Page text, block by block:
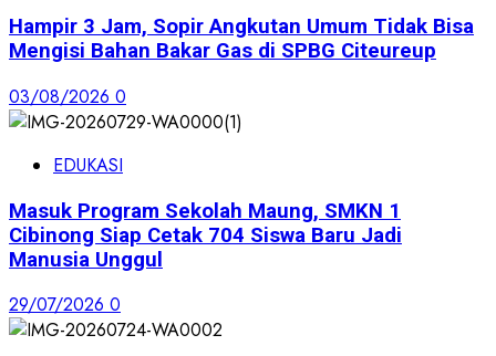
Hampir 3 Jam, Sopir Angkutan Umum Tidak Bisa
Mengisi Bahan Bakar Gas di SPBG Citeureup
03/08/2026 0
EDUKASI
Masuk Program Sekolah Maung, SMKN 1
Cibinong Siap Cetak 704 Siswa Baru Jadi
Manusia Unggul
29/07/2026 0